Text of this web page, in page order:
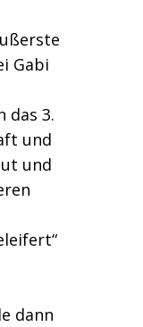
Gabi
das 3.
und
und
dann